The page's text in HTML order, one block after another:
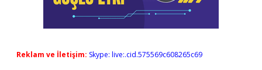
Reklam ve İletişim: Skype: live:.cid.575569c608265c69